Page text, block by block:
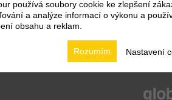
9 465Kč
používá soubory cookie ke zlepšení
a analýze informací o výkonu a
obsahu a reklam.
Nastavení
Rozumím